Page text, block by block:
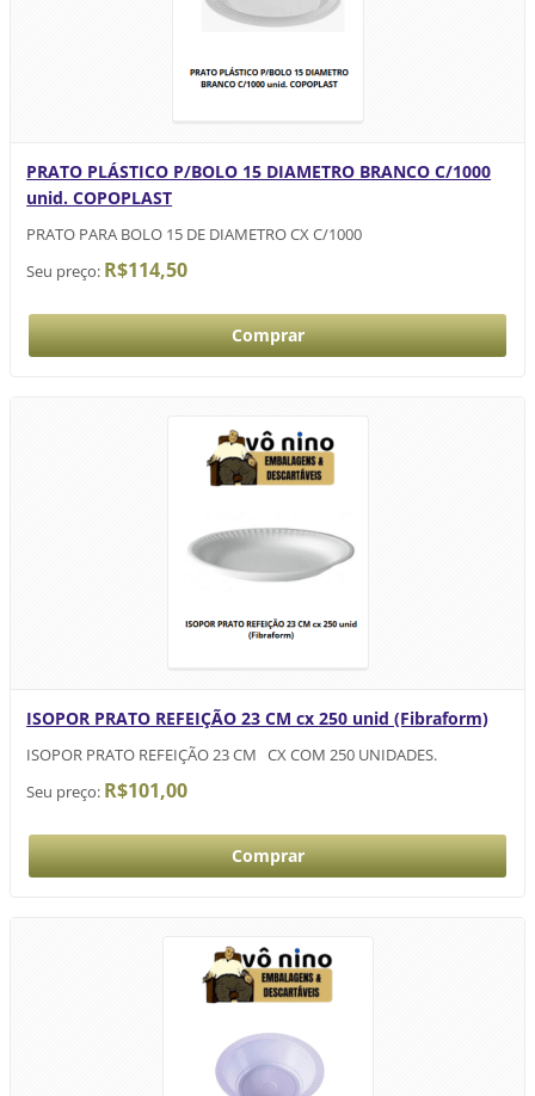
PRATO PLÁSTICO P/BOLO 15 DIAMETRO BRANCO C/1000
unid. COPOPLAST
PRATO PARA BOLO 15 DE DIAMETRO CX C/1000
Seu preço: R$114,50
ISOPOR PRATO REFEIÇÃO 23 CM cx 250 unid (Fibraform)
ISOPOR PRATO REFEIÇÃO 23 CM CX COM 250 UNIDADES.
Seu preço: R$101,00